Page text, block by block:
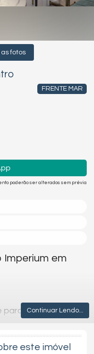
fotos
FRENTE MAR
poderão ser alterados sem prévia
em
para o mar de
arquitetura greco-
Continuar Lendo...
este imóvel